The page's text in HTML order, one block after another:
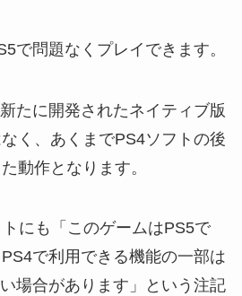
で問題なくプレイできます。
たに開発されたネイティブ版
く、あくまでPS4ソフトの後
動作となります。
にも「このゲームはPS5で
で利用できる機能の一部は
場合があります」という注記